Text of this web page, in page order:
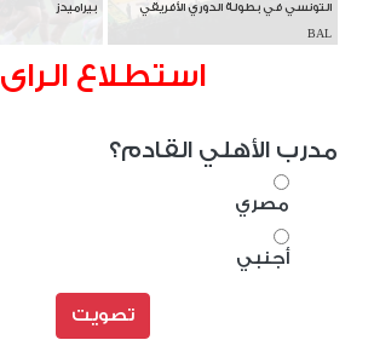
التونسي في بطولة الدوري الأفريقي
BAL
بيراميدز
استطلاع الراى
مدرب الأهلي القادم؟
مصري
أجنبي
تصويت